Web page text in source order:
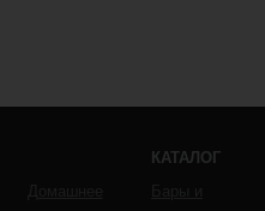
КАТАЛОГ